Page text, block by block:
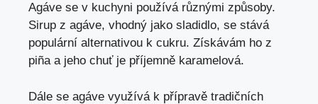
Agáve se v kuchyni používá různými způsoby.
Sirup z agáve, vhodný jako sladidlo, se stává
populární alternativou k cukru. Získávám ho z
piña a jeho chuť je příjemně karamelová.
Dále se agáve využívá k přípravě tradičních